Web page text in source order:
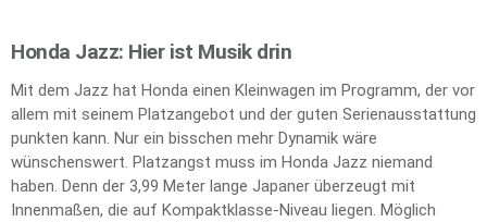
Honda Jazz: Hier ist Musik drin
Mit dem Jazz hat Honda einen Kleinwagen im Programm, der vor
allem mit seinem Platzangebot und der guten Serienausstattung
punkten kann. Nur ein bisschen mehr Dynamik wäre
wünschenswert. Platzangst muss im Honda Jazz niemand
haben. Denn der 3,99 Meter lange Japaner überzeugt mit
Innenmaßen, die auf Kompaktklasse-Niveau liegen. Möglich